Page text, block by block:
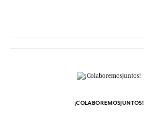
¡COLABOREMOSJUNTOS!